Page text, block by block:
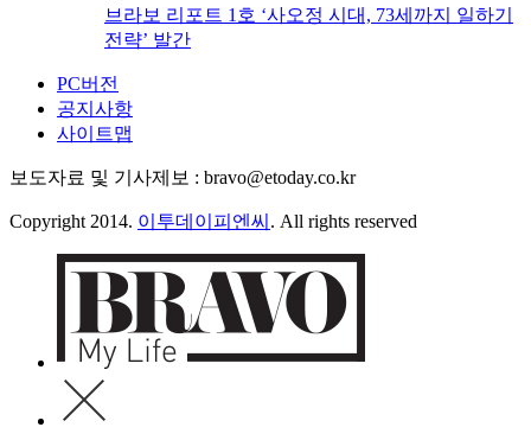
브라보 리포트 1호 ‘사오정 시대, 73세까지 일하기
전략’ 발간
PC버전
공지사항
사이트맵
보도자료 및 기사제보 : bravo@etoday.co.kr
Copyright 2014. 이투데이피엔씨 . All rights reserved